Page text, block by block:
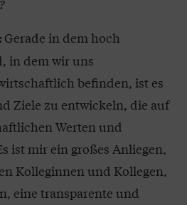
Gerade in dem hoch
in dem wir uns
befinden, ist es
Ziele zu entwickeln, die auf
Werten und
ist mir ein großes Anliegen,
Kolleginnen und Kollegen,
eine transparente und